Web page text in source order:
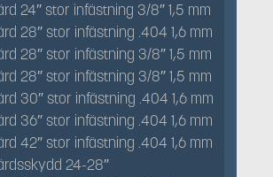
24″ stor infästning 3/8″ 1,5 mm
28″ stor infästning .404 1,6 mm
28″ stor infästning 3/8″ 1,5 mm
28″ stor infästning 3/8″ 1,5 mm
30″ stor infästning .404 1,6 mm
36″ stor infästning .404 1,6 mm
42″ stor infästning .404 1,6 mm
24-28″